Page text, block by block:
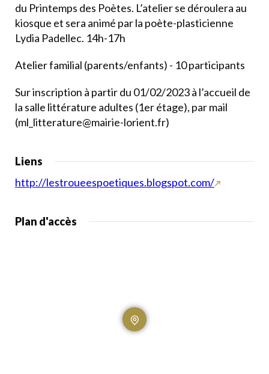
du Printemps des Poètes. L’atelier se déroulera au
kiosque et sera animé par la poète-plasticienne
Lydia Padellec. 14h-17h
Atelier familial (parents/enfants) - 10 participants
Sur inscription à partir du 01/02/2023 à l’accueil de
la salle littérature adultes (1er étage), par mail
(ml_litterature@mairie-lorient.fr)
Liens
http://lestroueespoetiques.blogspot.com/
Plan d'accès